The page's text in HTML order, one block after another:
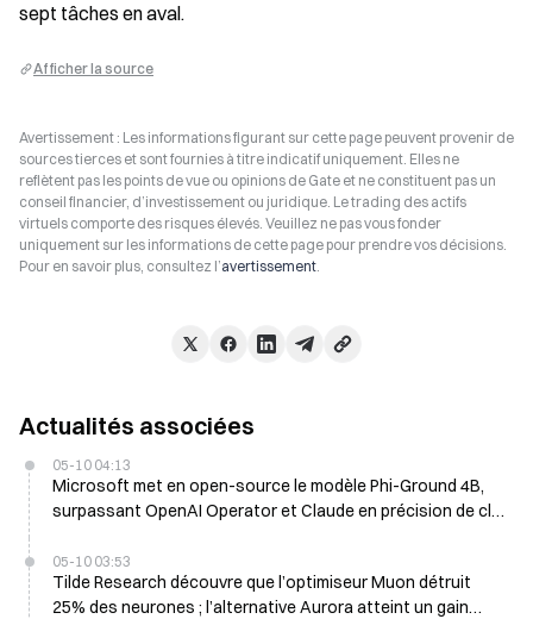
sept tâches en aval.
Afficher la source
Avertissement : Les informations figurant sur cette page peuvent provenir de
sources tierces et sont fournies à titre indicatif uniquement. Elles ne
reflètent pas les points de vue ou opinions de Gate et ne constituent pas un
conseil financier, d’investissement ou juridique. Le trading des actifs
virtuels comporte des risques élevés. Veuillez ne pas vous fonder
uniquement sur les informations de cette page pour prendre vos décisions.
Pour en savoir plus, consultez l’avertissement.
Actualités associées
05-10 04:13
Microsoft met en open-source le modèle Phi-Ground 4B,
surpassant OpenAI Operator et Claude en précision de clic
05-10 03:53
Tilde Research découvre que l’optimiseur Muon détruit
25% des neurones ; l’alternative Aurora atteint un gain